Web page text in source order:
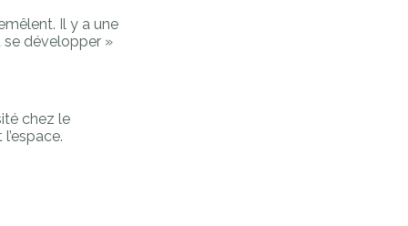
Il y a une
se développer »
chez le